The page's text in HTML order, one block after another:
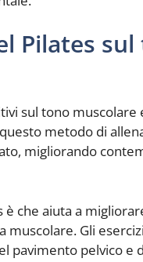
Pilates
sul tono muscolare
metodo di
migliorando
che aiuta a
muscolare. Gli
pavimento pelvico e